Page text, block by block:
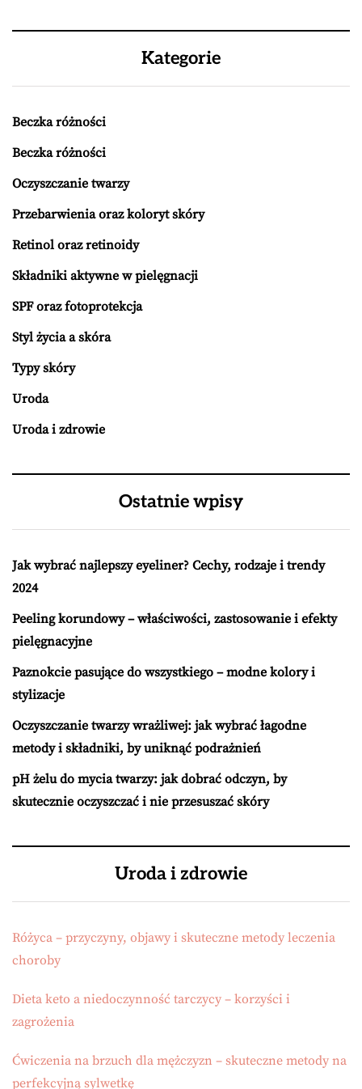
Kategorie
Beczka różności
Beczka różności
Oczyszczanie twarzy
Przebarwienia oraz koloryt skóry
Retinol oraz retinoidy
Składniki aktywne w pielęgnacji
SPF oraz fotoprotekcja
Styl życia a skóra
Typy skóry
Uroda
Uroda i zdrowie
Ostatnie wpisy
Jak wybrać najlepszy eyeliner? Cechy, rodzaje i trendy
2024
Peeling korundowy – właściwości, zastosowanie i efekty
pielęgnacyjne
Paznokcie pasujące do wszystkiego – modne kolory i
stylizacje
Oczyszczanie twarzy wrażliwej: jak wybrać łagodne
metody i składniki, by uniknąć podrażnień
pH żelu do mycia twarzy: jak dobrać odczyn, by
skutecznie oczyszczać i nie przesuszać skóry
Uroda i zdrowie
Różyca – przyczyny, objawy i skuteczne metody leczenia
choroby
Dieta keto a niedoczynność tarczycy – korzyści i
zagrożenia
Ćwiczenia na brzuch dla mężczyzn – skuteczne metody na
perfekcyjną sylwetkę